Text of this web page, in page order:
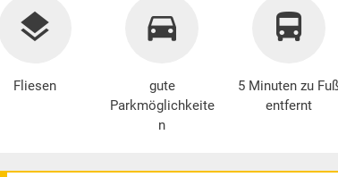
Fliesen
gute
Parkmöglichkeite
n
5 Minuten zu
entfernt